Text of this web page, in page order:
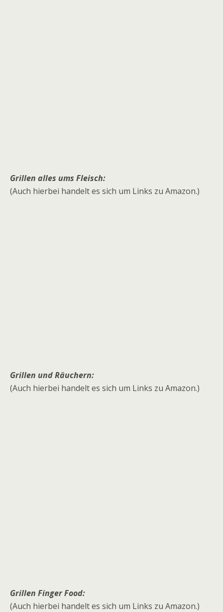
Grillen alles ums Fleisch:
(Auch hierbei handelt es sich um Links zu Amazon.)
Grillen und Räuchern:
(Auch hierbei handelt es sich um Links zu Amazon.)
Grillen Finger Food:
(Auch hierbei handelt es sich um Links zu Amazon.)